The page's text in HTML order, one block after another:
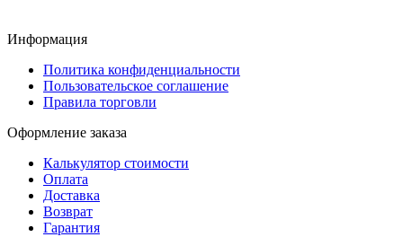
Информация
Политика конфиденциальности
Пользовательское соглашение
Правила торговли
Оформление заказа
Калькулятор стоимости
Оплата
Доставка
Возврат
Гарантия